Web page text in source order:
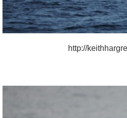
http://